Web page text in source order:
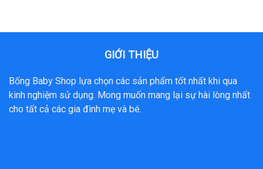
GIỚI THIỆU
Bống Baby Shop lựa chọn các sản phẩm tốt nhất khi qua
kinh nghiệm sử dụng. Mong muốn mang lại sự hài lòng nhất
cho tất cả các gia đình mẹ và bé.